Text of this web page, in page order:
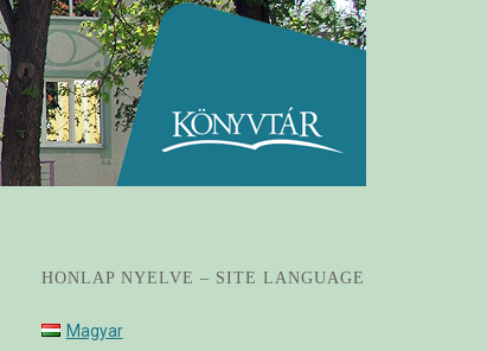
HONLAP NYELVE – SITE LANGUAGE
Magyar